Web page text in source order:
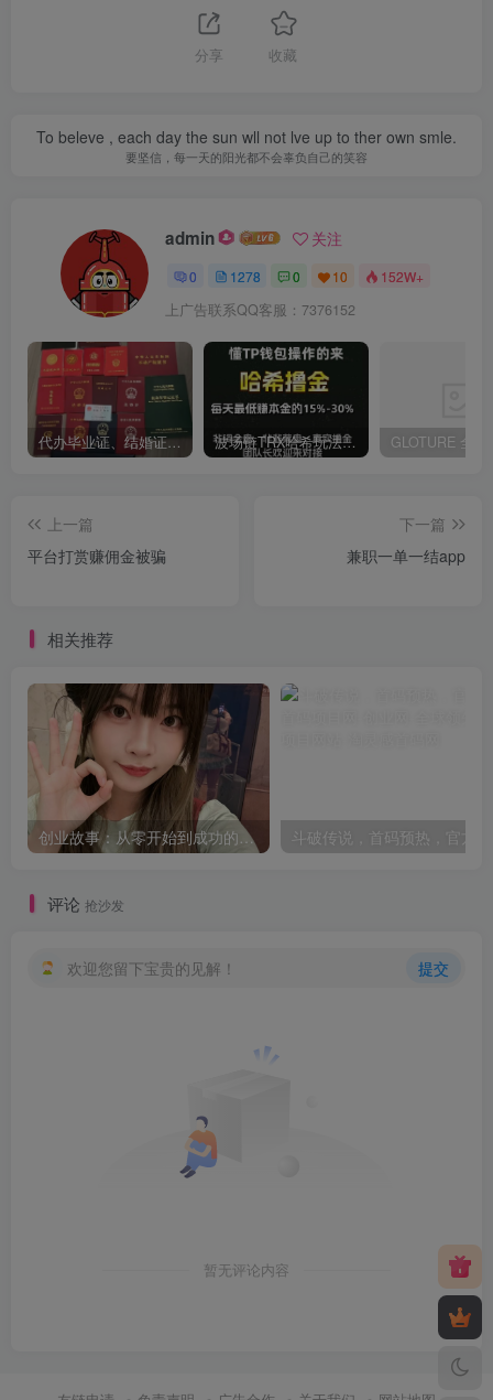
分享 收藏
To beleve , each day the sun wll not lve up to ther own smle.
要坚信，每一天的阳光都不会辜负自己的笑容
admin 关注
0 1278 0 10 152W+
上广告联系QQ客服：7376152
代办毕业证、结婚证、房产证、不动产权证书、离婚证、中专/大专/高中 ​波场链TRX哈希玩法深度解析：低门槛也能实现稳定回报的新思路
上一篇
平台打赏赚佣金被骗
下一篇
兼职一单一结app
相关推荐
创业故事：从零开始到成功的非凡旅程 斗破传说，首码预热，官方
评论 抢沙发
欢迎您留下宝贵的见解！ 提交
暂无评论内容